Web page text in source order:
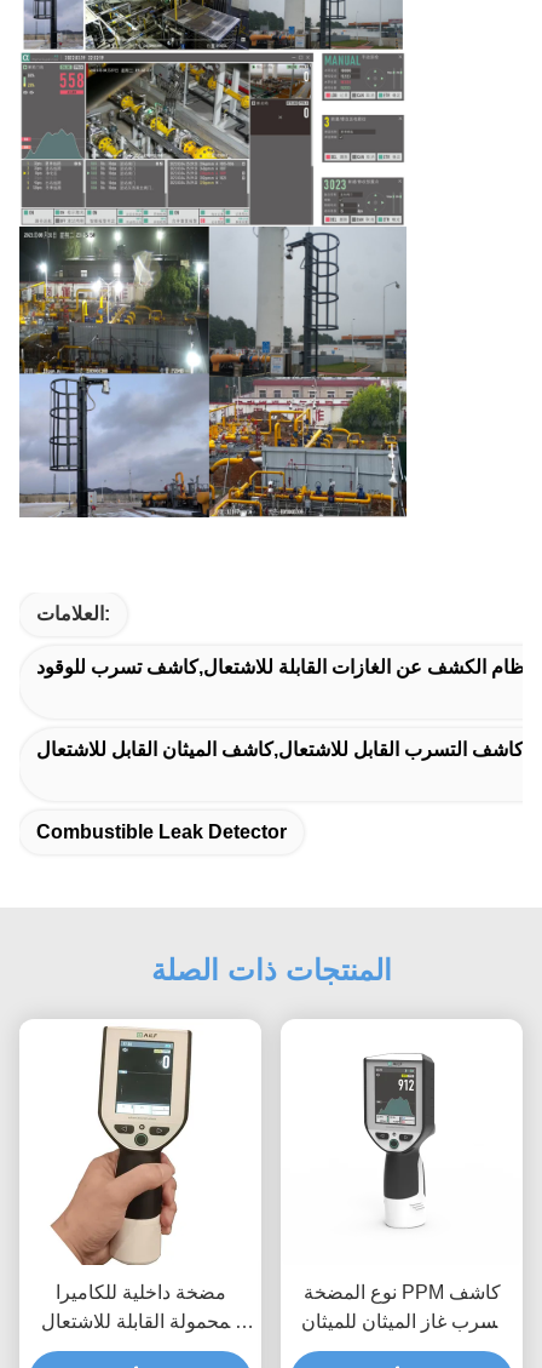
العلامات:
الكشف عن الغازات القابلة للاشتعال,كاشف تسرب للوقود
التسرب القابل للاشتعال,كاشف الميثان القابل للاشتعال
Combustible Leak Detector
المنتجات ذات الصلة
مضخة داخلية للكاميرا
المحمولة القابلة للاشتعال
للكاشف لليزر غاز الميثان
نوع المضخة PPM كاشف
تسرب غاز الميثان للميثان
IP66 مقاوم للماء